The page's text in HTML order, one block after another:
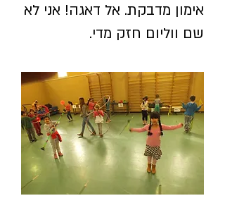
אימון מדבקת. אל דאגה! אני לא
שם ווליום חזק מדי.